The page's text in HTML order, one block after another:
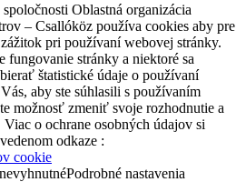
Oblastná organizácia
– Csallóköz používa cookies aby pre
pri používaní webovej stránky.
fungovanie stránky a niektoré sa
štatistické údaje o používaní
aby ste súhlasili s používaním
možnosť zmeniť svoje rozhodnutie a
o ochrane osobných údajov si
odkaze :
cookie
Podrobné nastavenia